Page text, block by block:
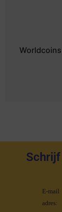
E-mail
adres: